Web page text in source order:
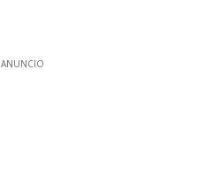
ANUNCIO